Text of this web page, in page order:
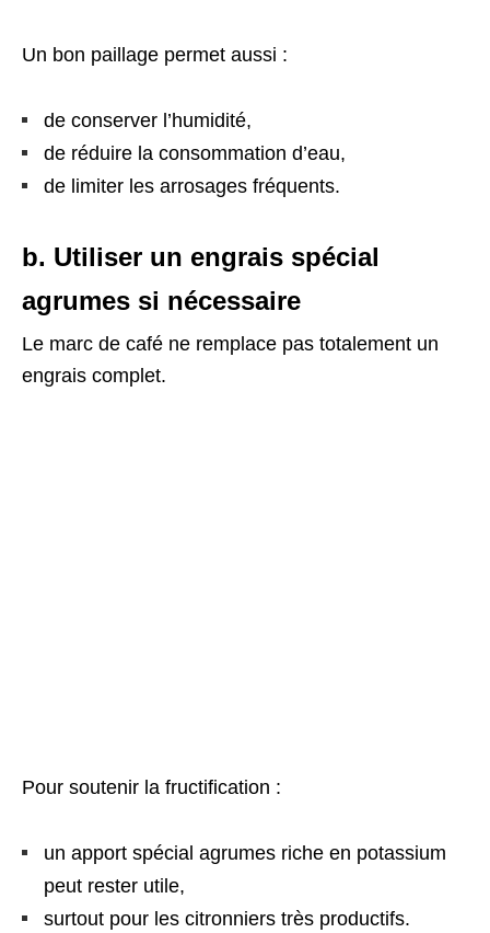
Un bon paillage permet aussi :
de conserver l’humidité,
de réduire la consommation d’eau,
de limiter les arrosages fréquents.
b. Utiliser un engrais spécial
agrumes si nécessaire
Le marc de café ne remplace pas totalement un
engrais complet.
Pour soutenir la fructification :
un apport spécial agrumes riche en potassium
peut rester utile,
surtout pour les citronniers très productifs.